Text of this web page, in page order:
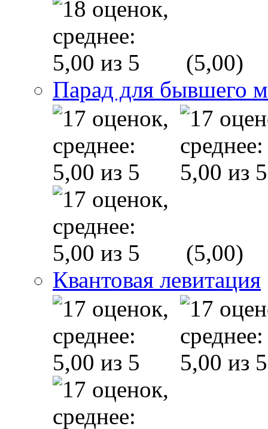
(5,00)
Парад для бывшего
(5,00)
Квантовая левитация